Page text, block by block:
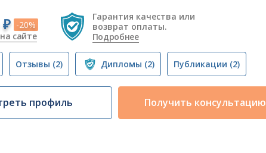
-20%
сайте
Гарантия качества или
возврат оплаты.
Подробнее
Отзывы (2) Дипломы (2) Публикации (2)
профиль Получить консультацию